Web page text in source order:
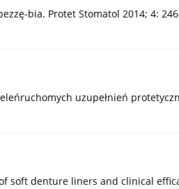
bia. Protet Stomatol 2014; 4:
uzupełnień
denture liners and clinical